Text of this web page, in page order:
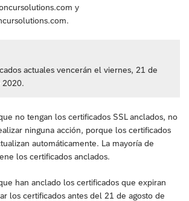
y
actuales vencerán el viernes, 21 de
2020.
no tengan los certificados SSL anclados, no
ninguna acción, porque los certificados
automáticamente. La mayoría de
los certificados anclados.
han anclado los certificados que expiran
los certificados antes del 21 de agosto de